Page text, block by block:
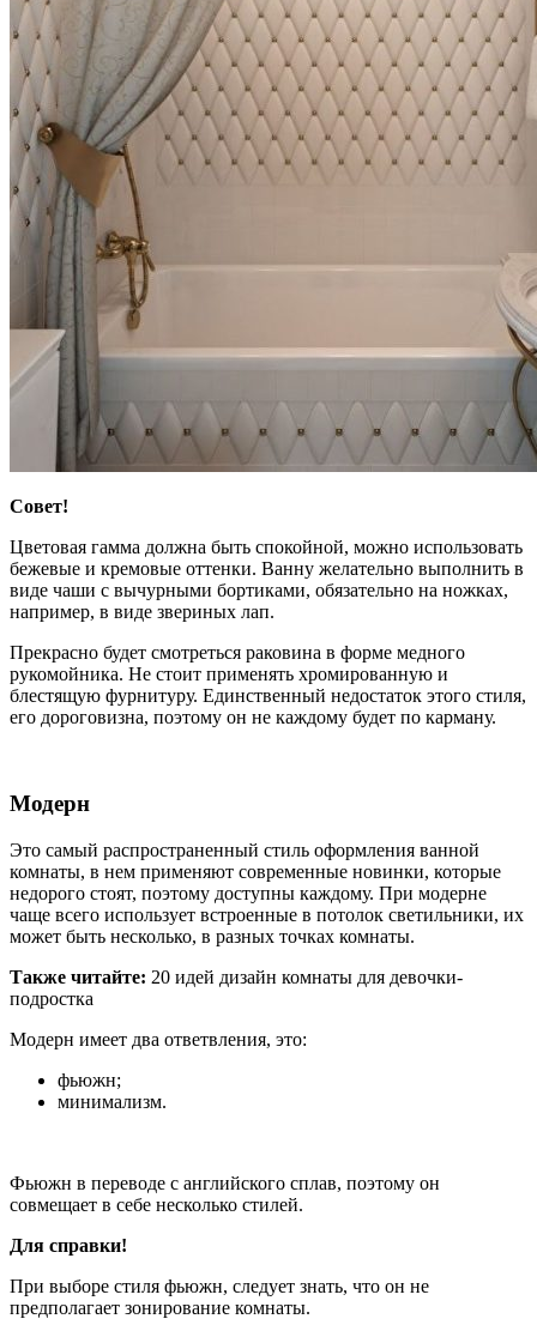
Совет!
Цветовая гамма должна быть спокойной, можно использовать
бежевые и кремовые оттенки. Ванну желательно выполнить в
виде чаши с вычурными бортиками, обязательно на ножках,
например, в виде звериных лап.
Прекрасно будет смотреться раковина в форме медного
рукомойника. Не стоит применять хромированную и
блестящую фурнитуру. Единственный недостаток этого стиля,
его дороговизна, поэтому он не каждому будет по карману.
Модерн
Это самый распространенный стиль оформления ванной
комнаты, в нем применяют современные новинки, которые
недорого стоят, поэтому доступны каждому. При модерне
чаще всего использует встроенные в потолок светильники, их
может быть несколько, в разных точках комнаты.
Также читайте: 20 идей дизайн комнаты для девочки-
подростка
Модерн имеет два ответвления, это:
фьюжн;
минимализм.
Фьюжн в переводе с английского сплав, поэтому он
совмещает в себе несколько стилей.
Для справки!
При выборе стиля фьюжн, следует знать, что он не
предполагает зонирование комнаты.